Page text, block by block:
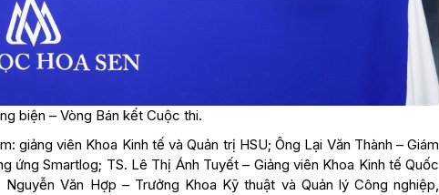
biện – Vòng Bán kết Cuộc thi.
giảng viên Khoa Kinh tế và Quản trị HSU; Ông Lại Văn Thành – Giám
ứng Smartlog; TS. Lê Thị Ánh Tuyết – Giảng viên Khoa Kinh tế Quốc
Văn Hợp – Trưởng Khoa Kỹ thuật và Quản lý Công nghiệp,